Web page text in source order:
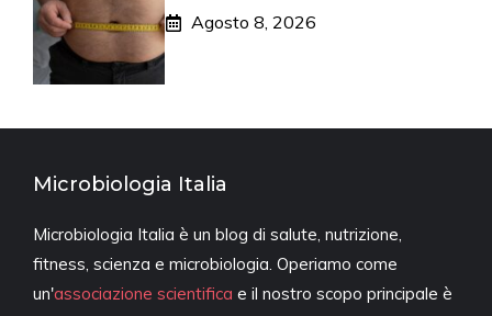
Agosto 8, 2026
Microbiologia Italia
Microbiologia Italia è un blog di salute, nutrizione,
fitness, scienza e microbiologia. Operiamo come
un'associazione scientifica e il nostro scopo principale è